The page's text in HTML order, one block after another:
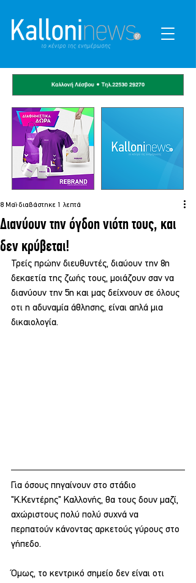
Διανύουν την όγδοη νιότη τους, και
δεν κρύβεται!
8 Μαΐ διαβάστηκε 1 λεπτά
Τρείς πρώην διευθυντές, διαύουν την 8η
δεκαετία της ζωής τους, μοιάζουν σαν να
διανύουν την 5η και μας δείχνουν σε όλους
οτι η αδυναμία άθλησης, είναι απλά μια
δικαιολογία.
Για όσους πηγαίνουν στο στάδιο
"Κ.Κεντέρης" Καλλονής, θα τους δουν μαζί,
αχώριστους πολύ πολύ συχνά να
περπατούν κάνοντας αρκετούς γύρους στο
γήπεδο.
Όμως, το κεντρικό σημείο δεν είναι οτι